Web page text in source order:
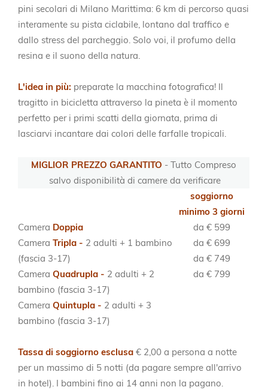
pini secolari di Milano Marittima: 6 km di percorso quasi
interamente su pista ciclabile, lontano dal traffico e
dallo stress del parcheggio. Solo voi, il profumo della
resina e il suono della natura.
L'idea in più: preparate la macchina fotografica! Il
tragitto in bicicletta attraverso la pineta è il momento
perfetto per i primi scatti della giornata, prima di
lasciarvi incantare dai colori delle farfalle tropicali.
MIGLIOR PREZZO GARANTITO - Tutto Compreso
salvo disponibilità di camere da verificare
soggiorno
minimo 3 giorni
Camera Doppia
Camera Tripla - 2 adulti + 1 bambino
(fascia 3-17)
Camera Quadrupla - 2 adulti + 2
bambino (fascia 3-17)
Camera Quintupla - 2 adulti + 3
bambino (fascia 3-17)
da € 599
da € 699
da € 749
da € 799
Tassa di soggiorno esclusa € 2,00 a persona a notte
per un massimo di 5 notti (da pagare sempre all'arrivo
in hotel). I bambini fino ai 14 anni non la pagano.